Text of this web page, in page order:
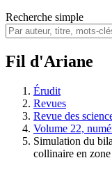
Recherche simple
Fil d'Ariane
Érudit
Revues
Revue des
Volume 22,
Simulation du
collinaire en